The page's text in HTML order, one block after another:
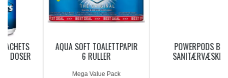
AQUA SOFT TOALETTPAPIR
Mega Value Pack
POWERPODS BLUE
SANITÆRVÆSKE 20